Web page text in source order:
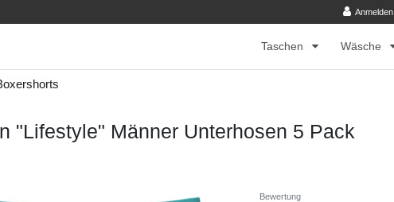
Anmelden
Taschen Wäsche
"Lifestyle" Männer Unterhosen 5 Pack
Bewertung